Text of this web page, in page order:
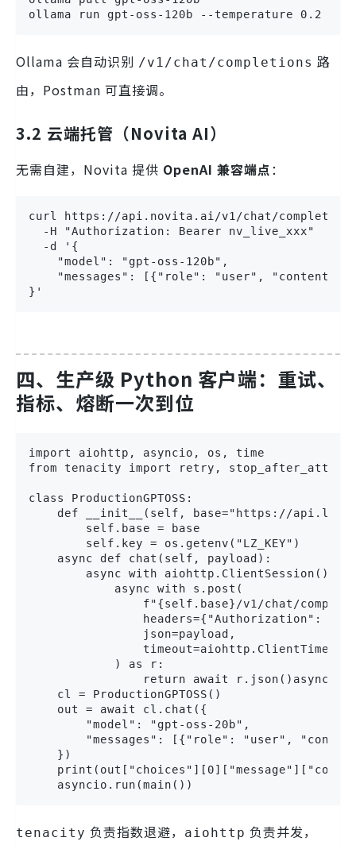
ollama run gpt-oss-120b --temperature 0.2 "写
Ollama 会自动识别 /v1/chat/completions 路
由，Postman 可直接调。
3.2 云端托管（Novita AI）
无需自建，Novita 提供 OpenAI 兼容端点 ：
curl https://api.novita.ai/v1/chat/
  -H "Authorization: Bearer nv_live_xxx"
  -d '{
    "model": "gpt-oss-120b",
"messages": [{"role": "user", "content": "
}'
四、生产级 Python 客户端：重试、
指标、熔断一次到位
import aiohttp, asyncio, os, time
from tenacity import retry,
class ProductionGPTOSS:
def __init__(self, base="https://
        self.base = base
self.key = os.getenv("LZ_KEY")
    async def chat(self, payload):
async with aiohttp.ClientSession() as
            async with s.post(
f"{self.base}/v1/chat/
headers={"Authorization":
                json=payload,
            ) as r:
return await r.json()async
    cl = ProductionGPTOSS()
    out = await cl.chat({
        "model": "gpt-oss-20b",
"messages": [{"role": "user",
    })
    asyncio.run(main())
tenacity 负责指数退避， aiohttp 负责并发，